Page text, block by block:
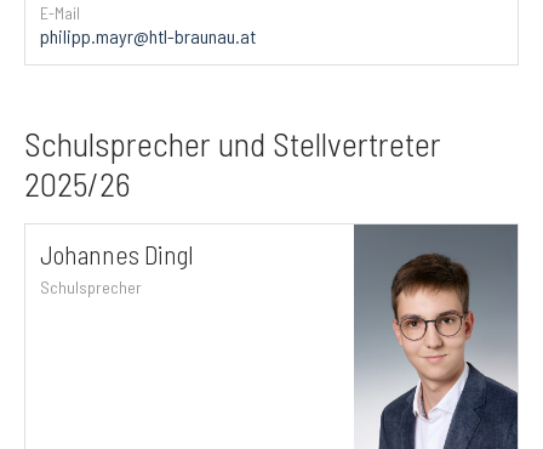
E-Mail
philipp.mayr@htl-braunau.at
Schulsprecher und Stellvertreter
2025/26
Johannes Dingl
Schulsprecher